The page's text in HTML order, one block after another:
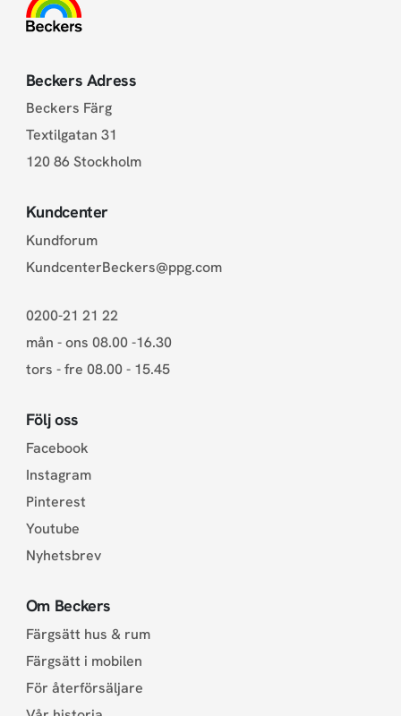
Beckers Adress
Beckers Färg
Textilgatan 31
120 86 Stockholm
Kundcenter
Kundforum
KundcenterBeckers@ppg.com
0200-21 21 22
mån - ons 08.00 -16.30
tors - fre 08.00 - 15.45
Följ oss
Facebook
Instagram
Pinterest
Youtube
Nyhetsbrev
Om Beckers
Färgsätt hus & rum
Färgsätt i mobilen
För återförsäljare